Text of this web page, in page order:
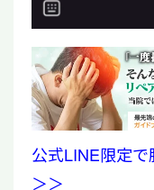
公式LINE限定で
＞＞